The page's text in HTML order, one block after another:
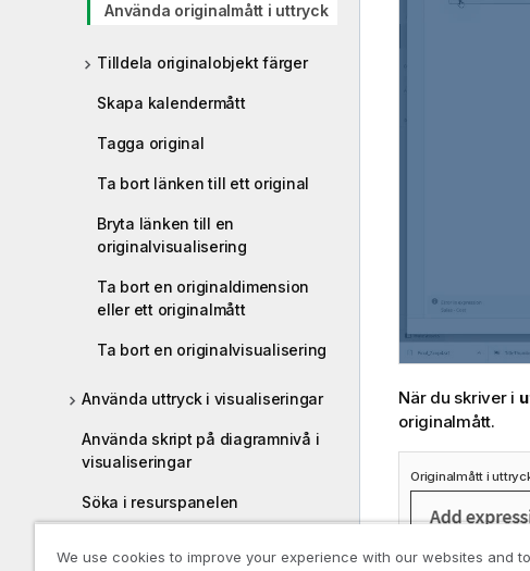
Använda originalmått i uttryck
Tilldela originalobjekt färger
Skapa kalendermått
Tagga original
Ta bort länken till ett original
Bryta länken till en
originalvisualisering
Ta bort en originaldimension
eller ett originalmått
Ta bort en originalvisualisering
Använda uttryck i visualiseringar
Använda skript på diagramnivå i
visualiseringar
Söka i resurspanelen
Direkt upptäckt
När du skriver i
originalmått.
Originalmått i
We use cookies to improve your experience with our websites and to